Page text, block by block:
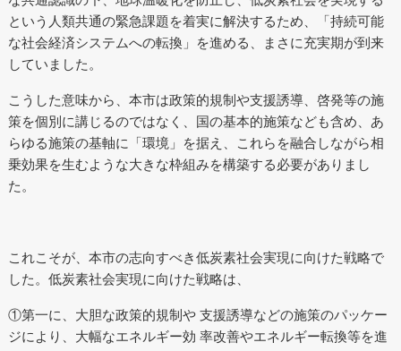
という人類共通の緊急課題を着実に解決するため、「持続可能
な社会経済システムへの転換」を進める、まさに充実期が到来
していました。
こうした意味から、本市は政策的規制や支援誘導、啓発等の施
策を個別に講じるのではなく、国の基本的施策なども含め、あ
らゆる施策の基軸に「環境」を据え、これらを融合しながら相
乗効果を生むような大きな枠組みを構築する必要がありまし
た。
これこそが、本市の志向すべき低炭素社会実現に向けた戦略で
した。低炭素社会実現に向けた戦略は、
①第一に、大胆な政策的規制や 支援誘導などの施策のパッケー
ジにより、大幅なエネルギー効 率改善やエネルギー転換等を進